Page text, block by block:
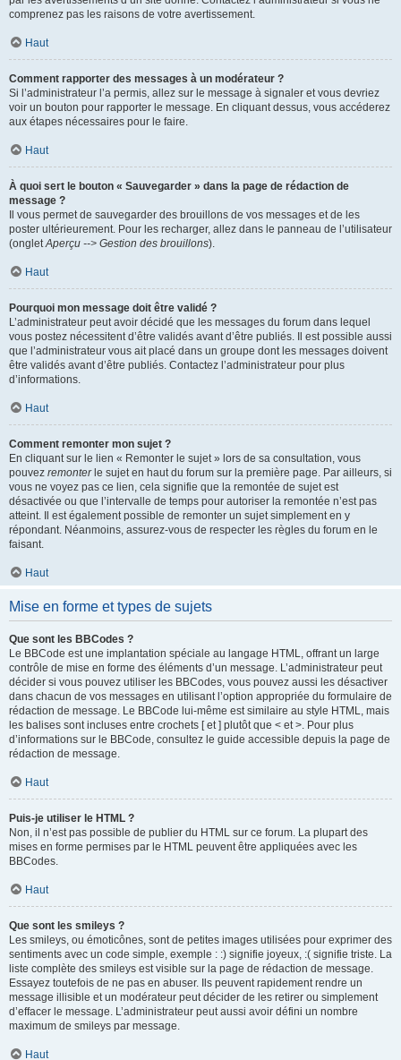
comprenez pas les raisons de votre avertissement.
Haut
Comment rapporter des messages à un modérateur ?
Si l’administrateur l’a permis, allez sur le message à signaler et vous devriez
voir un bouton pour rapporter le message. En cliquant dessus, vous accéderez
aux étapes nécessaires pour le faire.
Haut
À quoi sert le bouton « Sauvegarder » dans la page de rédaction de
message ?
Il vous permet de sauvegarder des brouillons de vos messages et de les
poster ultérieurement. Pour les recharger, allez dans le panneau de l’utilisateur
(ongletAperçu --> Gestion des brouillons).
Haut
Pourquoi mon message doit être validé ?
L’administrateur peut avoir décidé que les messages du forum dans lequel
vous postez nécessitent d’être validés avant d’être publiés. Il est possible aussi
que l’administrateur vous ait placé dans un groupe dont les messages doivent
être validés avant d’être publiés. Contactez l’administrateur pour plus
d’informations.
Haut
Comment remonter mon sujet ?
En cliquant sur le lien « Remonter le sujet » lors de sa consultation, vous
pouvez remonterle sujet en haut du forum sur la première page. Par ailleurs, si
vous ne voyez pas ce lien, cela signifie que la remontée de sujet est
désactivée ou que l’intervalle de temps pour autoriser la remontée n’est pas
atteint. Il est également possible de remonter un sujet simplement en y
répondant. Néanmoins, assurez-vous de respecter les règles du forum en le
faisant.
Haut
Mise en forme et types de sujets
Que sont les BBCodes ?
Le BBCode est une implantation spéciale au langage HTML, offrant un large
contrôle de mise en forme des éléments d’un message. L’administrateur peut
décider si vous pouvez utiliser les BBCodes, vous pouvez aussi les désactiver
dans chacun de vos messages en utilisant l’option appropriée du formulaire de
rédaction de message. Le BBCode lui-même est similaire au style HTML, mais
les balises sont incluses entre crochets [ et ] plutôt que < et >. Pour plus
d’informations sur le BBCode, consultez le guide accessible depuis la page de
rédaction de message.
Haut
Puis-je utiliser le HTML ?
Non, il n’est pas possible de publier du HTML sur ce forum. La plupart des
mises en forme permises par le HTML peuvent être appliquées avec les
BBCodes.
Haut
Que sont les smileys ?
Les smileys, ou émoticônes, sont de petites images utilisées pour exprimer des
sentiments avec un code simple, exemple : :) signifie joyeux, :( signifie triste. La
liste complète des smileys est visible sur la page de rédaction de message.
Essayez toutefois de ne pas en abuser. Ils peuvent rapidement rendre un
message illisible et un modérateur peut décider de les retirer ou simplement
d’effacer le message. L’administrateur peut aussi avoir défini un nombre
maximum de smileys par message.
Haut